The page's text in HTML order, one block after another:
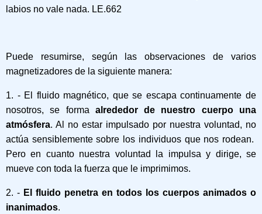
labios no vale nada. LE.662
Puede resumirse, según las observaciones de varios
magnetizadores de la siguiente manera:
1. - El fluido magnético, que se escapa continuamente de
nosotros, se forma alrededor de nuestro cuerpo una
atmósfera. Al no estar impulsado por nuestra voluntad, no
actúa sensiblemente sobre los individuos que nos rodean.
Pero en cuanto nuestra voluntad la impulsa y dirige, se
mueve con toda la fuerza que le imprimimos.
2. - El fluido penetra en todos los cuerpos animados o
inanimados.